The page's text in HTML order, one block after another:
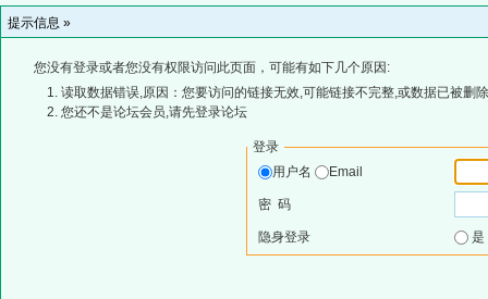
提示信息 »
您没有登录或者您没有权限访问此页面，可能有如下几个原因:
读取数据错误,原因：您要访问的链接无效,可能链接不完整,或数据已被删
您还不是论坛会员,请先登录论坛
登录
用户名
Email
密 码
隐身登录